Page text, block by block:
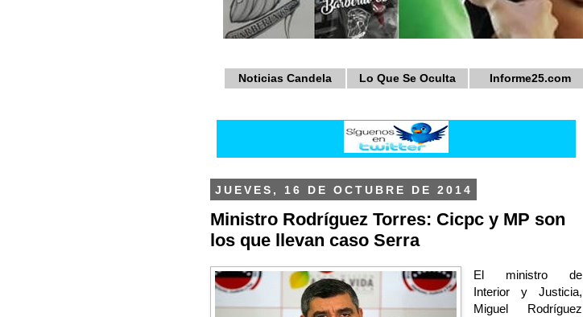
Noticias Candela Lo Que Se Oculta Informe25.com
JUEVES, 16 DE OCTUBRE DE 2014
Ministro Rodríguez Torres: Cicpc y MP son
los que llevan caso Serra
El ministro de
Interior y Justicia,
Miguel Rodríguez